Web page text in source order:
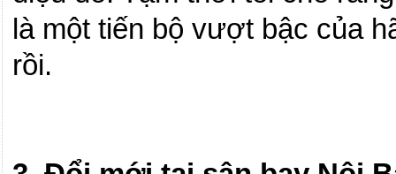
là một tiến bộ vượt bậc của
rồi.